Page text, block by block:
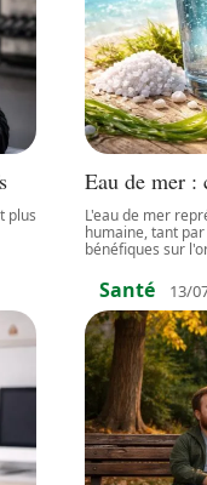
plus
Eau de mer :
L'eau de mer
humaine, tant
bénéfiques sur
Santé 13/